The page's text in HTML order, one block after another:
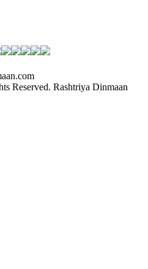
Reserved. Rashtriya Dinmaan